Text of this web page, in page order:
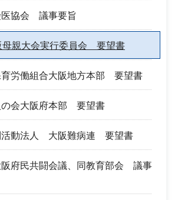
医協会 議事要旨
母親大会実行委員会 要望書
育労働組合大阪地方本部 要望書
の会大阪府本部 要望書
活動法人 大阪難病連 要望書
阪府民共闘会議、同教育部会 議事